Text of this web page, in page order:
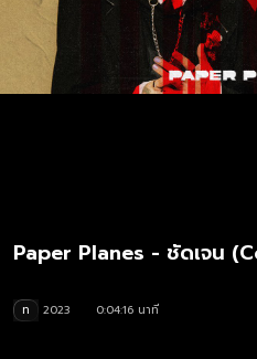
Paper Planes - ชัดเจน
ท 2023
0:04:16 นาที